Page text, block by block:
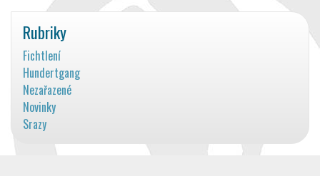
Rubriky
Fichtlení
Hundertgang
Nezařazené
Novinky
Srazy